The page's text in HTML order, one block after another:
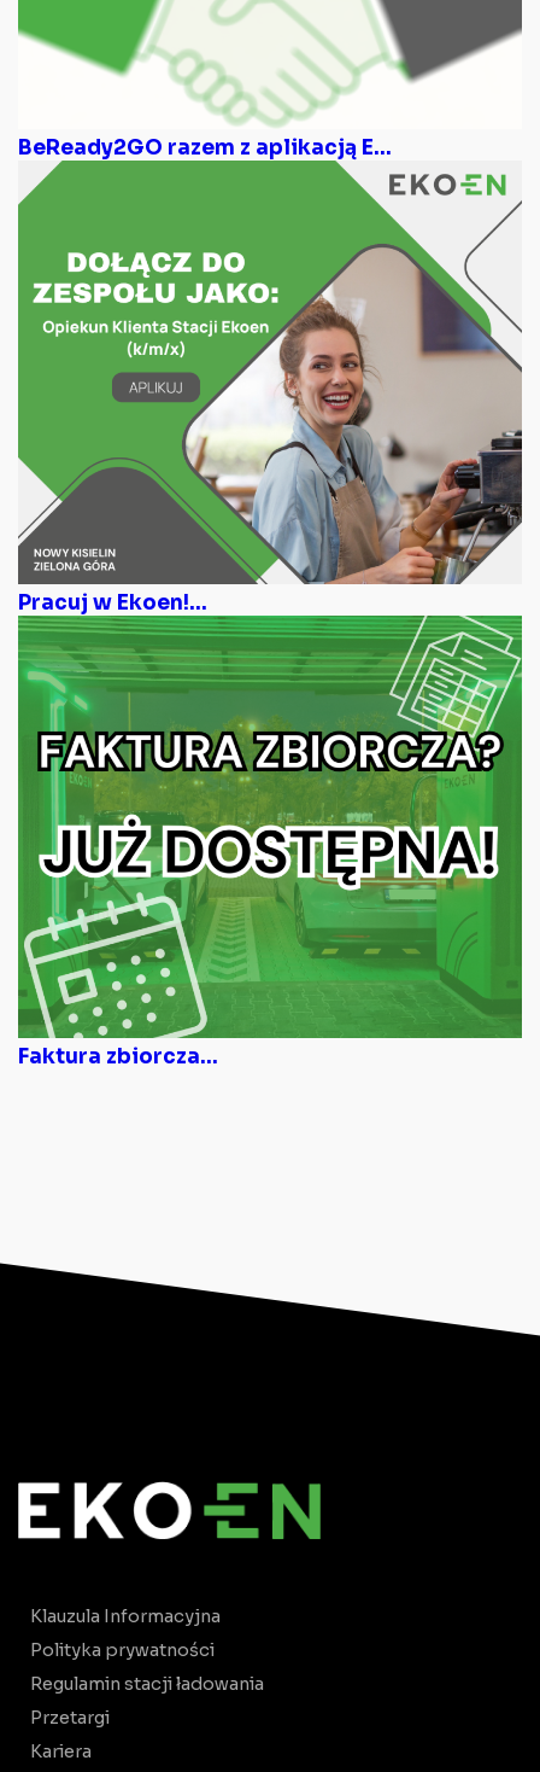
BeReady2GO razem z aplikacją E...
Pracuj w Ekoen!...
Faktura zbiorcza...
Klauzula Informacyjna
Polityka prywatności
Regulamin stacji ładowania
Przetargi
Kariera